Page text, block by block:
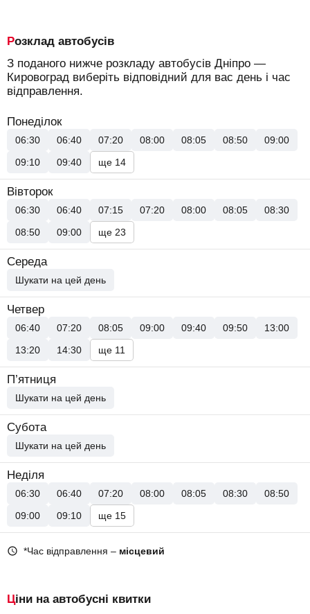
Розклад автобусів
З поданого нижче розкладу автобусів Дніпро —
Кировоград виберіть відповідний для вас день і час
відправлення.
Понеділок
06:30 06:40 07:20 08:00 08:05 08:50
09:00
09:10
09:40 ще 14
Вівторок
06:30 06:40 07:15 07:20 08:00 08:05
08:30
08:50
09:00 ще 23
Середа
Шукати на цей день
Четвер
06:40 07:20 08:05 09:00 09:40 09:50
13:00
13:20
14:30 ще 11
П’ятниця
Шукати на цей день
Субота
Шукати на цей день
Неділя
06:30 06:40 07:20 08:00 08:05 08:30
08:50
09:00
09:10 ще 15
*Час відправлення – місцевий
Ціни на автобусні квитки